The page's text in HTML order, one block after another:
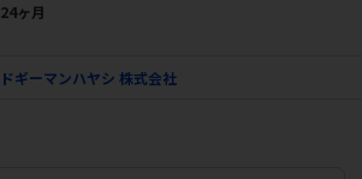
24ヶ月
ドギーマンハヤシ 株式会社